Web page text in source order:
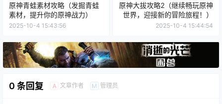
原神青蛙素材攻略（发掘青蛙
素材，提升你的原神战力）
2025-10-4 15:43:56
原神大拔攻略2（继续畅玩原神
世界，迎接新的冒险旅程！）
2025-10-4 15:44:54
0 条回复 A 文章作者 M 管理员